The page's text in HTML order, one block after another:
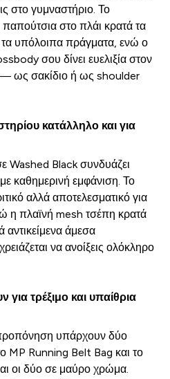
στο γυμναστήριο. Το
παπούτσια στο πλάι κρατά τα
υπόλοιπα πράγματα, ενώ ο
σου δίνει ευελιξία στον
ως σακίδιο ή ως shoulder
κατάλληλο και για
Washed Black συνδυάζει
καθημερινή εμφάνιση. Το
αλλά αποτελεσματικό για
η πλαϊνή mesh τσέπη κρατά
αντικείμενα άμεσα
να ανοίξεις ολόκληρο
για τρέξιμο και υπαίθρια
προπόνηση υπάρχουν δύο
MP Running Belt Bag και το
οι δύο σε μαύρο χρώμα.